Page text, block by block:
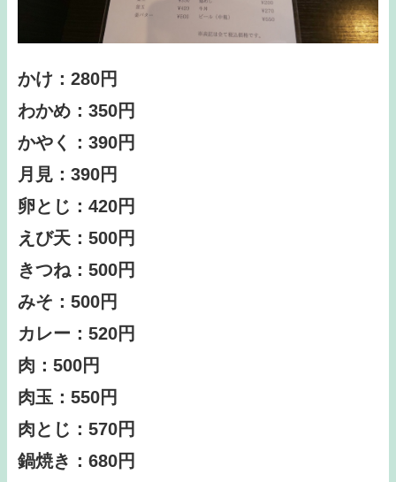
かけ：280円
わかめ：350円
かやく：390円
月見：390円
卵とじ：420円
えび天：500円
きつね：500円
みそ：500円
カレー：520円
肉：500円
肉玉：550円
肉とじ：570円
鍋焼き：680円